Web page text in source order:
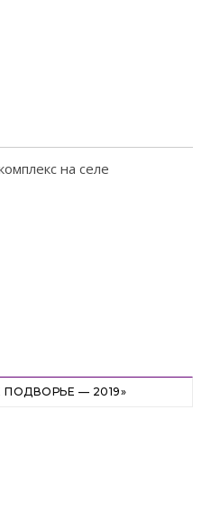
на селе
ПОДВОРЬЕ — 2019»